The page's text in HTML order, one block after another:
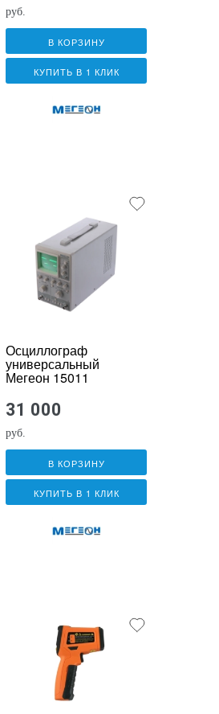
руб.
В КОРЗИНУ
КУПИТЬ В 1 КЛИК
Осциллограф
универсальный
Мегеон 15011
31 000
руб.
В КОРЗИНУ
КУПИТЬ В 1 КЛИК